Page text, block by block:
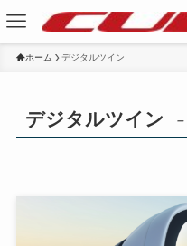
ホーム デジタルツイン
デジタルツイン